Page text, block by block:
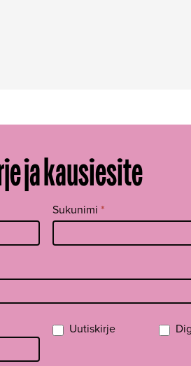
ja kausiesite
Sukunimi*
Uutiskirje